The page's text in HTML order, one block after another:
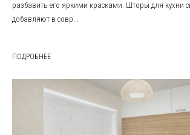
разбавить его яркими красками. Шторы для кухни
добавляют в совр...
ПОДРОБНЕЕ